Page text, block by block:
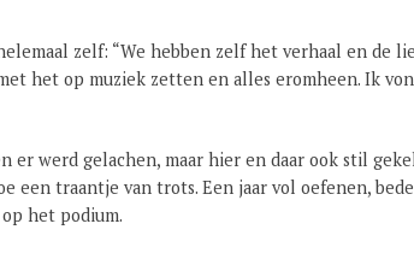
zelf: “We hebben zelf het verhaal en de
het op muziek zetten en alles eromheen. Ik
er werd gelachen, maar hier en daar ook stil
een traantje van trots. Een jaar vol oefenen,
het podium.